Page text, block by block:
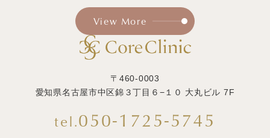
View More
〒460-0003
愛知県名古屋市中区錦３丁目６−１０ 大丸ビル 7F
050-1725-5745